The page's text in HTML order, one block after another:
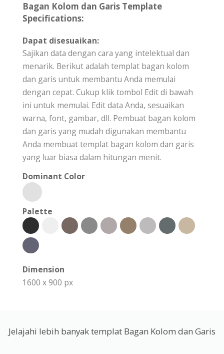
Bagan Kolom dan Garis Template
Specifications:
Dapat disesuaikan:
Sajikan data dengan cara yang intelektual dan
menarik. Berikut adalah templat bagan kolom
dan garis untuk membantu Anda memulai
dengan cepat. Cukup klik tombol Edit di bawah
ini untuk memulai. Edit data Anda, sesuaikan
warna, font, gambar, dll. Pembuat bagan kolom
dan garis yang mudah digunakan membantu
Anda membuat templat bagan kolom dan garis
yang luar biasa dalam hitungan menit.
Dominant Color
Palette
Dimension
1600 x 900 px
Jelajahi lebih banyak templat Bagan Kolom dan Garis